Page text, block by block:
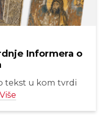
Informera o
tekst u kom tvrdi
Više